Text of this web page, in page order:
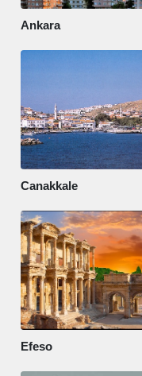
Ankara
Canakkale
Efeso